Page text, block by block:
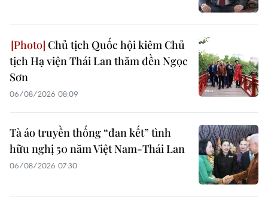
Chủ tịch Quốc hội kiêm Chủ
tịch Hạ viện Thái Lan thăm đền Ngọc
Sơn
06/08/2026 08:09
Tà áo truyền thống “đan kết” tình
hữu nghị 50 năm Việt Nam-Thái Lan
06/08/2026 07:30